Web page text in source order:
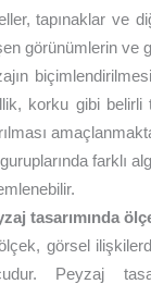
tapınaklar ve
görünümlerin ve
korku gibi belirli
farklı
tasarımında
görsel
Peyzaj